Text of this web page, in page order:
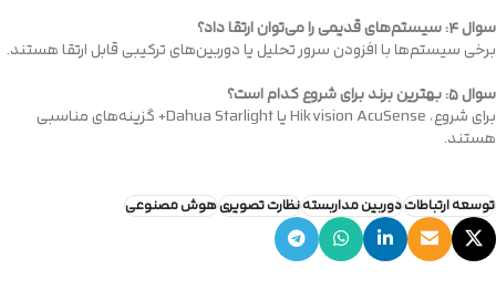
سوال۴: سیستم‌های قدیمی را می‌توان ارتقا داد؟
برخی سیستم‌ها با افزودن سرور تحلیل یا دوربین‌های ترکیبی قابل ارتقا هستند.
سوال۵: بهترین برند برای شروع کدام است؟
برای شروع، Hikvision AcuSense یا Dahua Starlight+ گزینه‌های مناسبی
هستند.
توسعه ارتباطاتدوربین مداربستهنظارت تصویریهوش مصنوعی